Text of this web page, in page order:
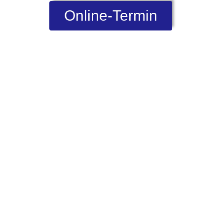
Online-Termin